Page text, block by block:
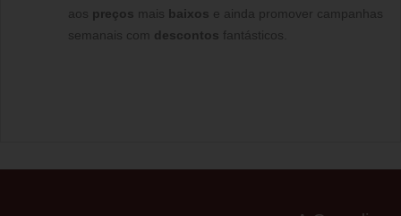
aos preços mais baixos e ainda promover campanhas
semanais com descontos fantásticos.